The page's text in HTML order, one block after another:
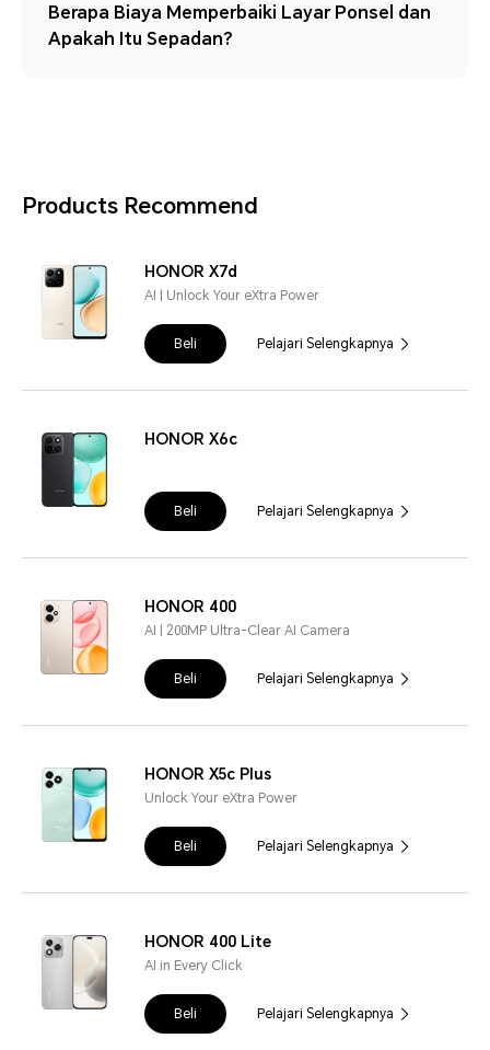
Berapa Biaya Memperbaiki Layar Ponsel dan
Apakah Itu Sepadan?
Products Recommend
HONOR X7d
AI | Unlock Your eXtra Power
Beli Pelajari Selengkapnya
HONOR X6c
Beli Pelajari Selengkapnya
HONOR 400
AI | 200MP Ultra-Clear AI Camera
Beli Pelajari Selengkapnya
HONOR X5c Plus
Unlock Your eXtra Power
Beli Pelajari Selengkapnya
HONOR 400 Lite
AI in Every Click
Beli Pelajari Selengkapnya